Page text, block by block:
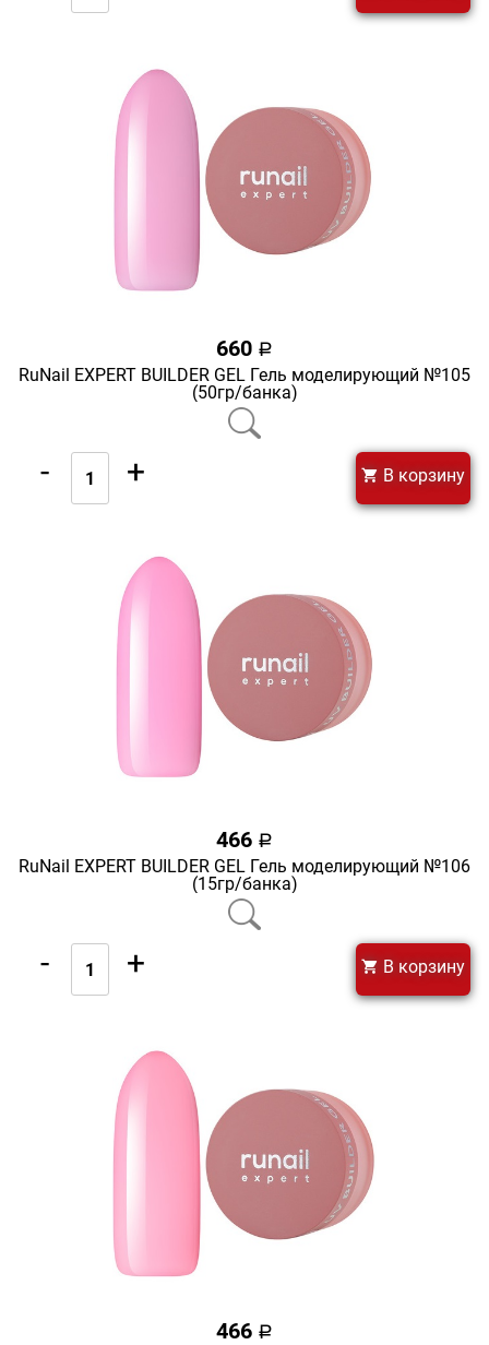
660 a
RuNail EXPERT BUILDER GEL Гель моделирующий №105
(50гр/банка)
- + В корзину
466 a
RuNail EXPERT BUILDER GEL Гель моделирующий №106
(15гр/банка)
- + В корзину
466 a